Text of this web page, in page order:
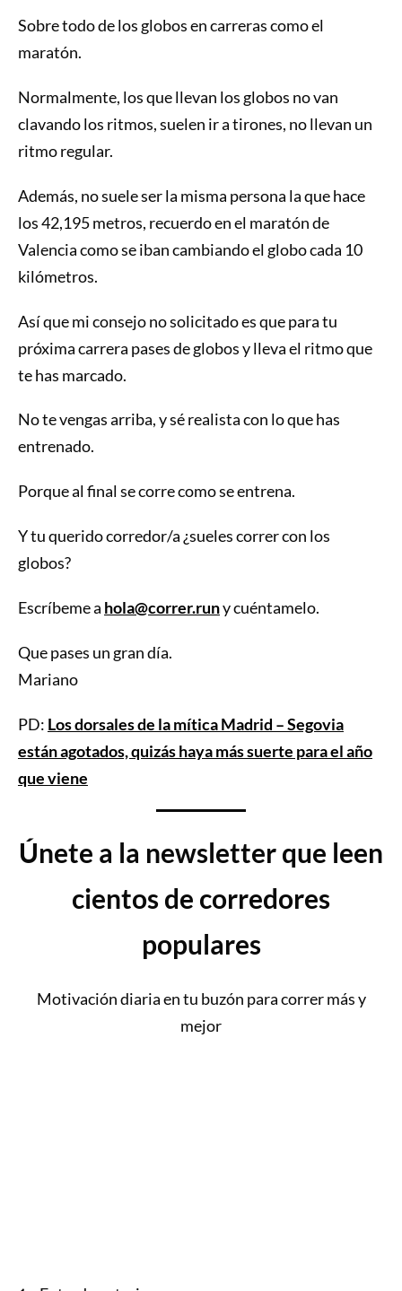
Sobre todo de los globos en carreras como el
maratón.
Normalmente, los que llevan los globos no van
clavando los ritmos, suelen ir a tirones, no llevan un
ritmo regular.
Además, no suele ser la misma persona la que hace
los 42,195 metros, recuerdo en el maratón de
Valencia como se iban cambiando el globo cada 10
kilómetros.
Así que mi consejo no solicitado es que para tu
próxima carrera pases de globos y lleva el ritmo que
te has marcado.
No te vengas arriba, y sé realista con lo que has
entrenado.
Porque al final se corre como se entrena.
Y tu querido corredor/a ¿sueles correr con los
globos?
Escríbeme a hola@correr.runy cuéntamelo.
Que pases un gran día.
Mariano
PD: Los dorsales de la mítica Madrid – Segovia
están agotados, quizás haya más suerte para el año
que viene
Únete a la newsletter que leen
cientos de corredores
populares
Motivación diaria en tu buzón para correr más y
mejor